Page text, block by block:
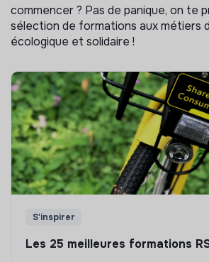
commencer ? Pas de panique, on te
sélection de formations aux métiers
écologique et solidaire !
S'inspirer
Les 25 meilleures formations